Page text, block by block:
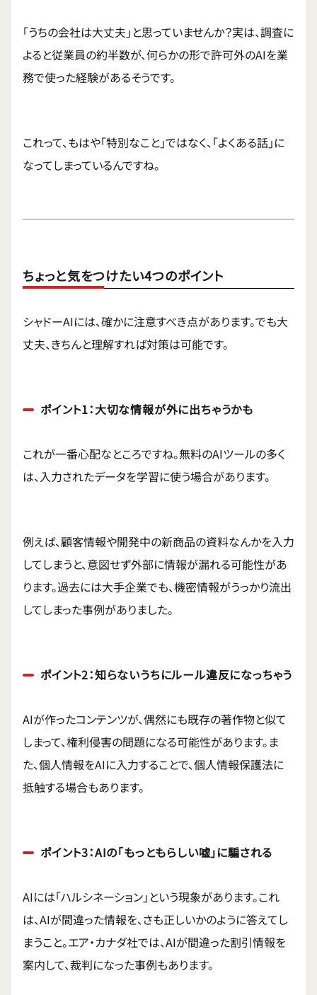
「うちの会社は大丈夫」と思っていませんか？実は、調査に
よると従業員の約半数が、何らかの形で許可外のAIを業
務で使った経験があるそうです。
これって、もはや「特別なこと」ではなく、「よくある話」に
なってしまっているんですね。
ちょっと気をつけたい4つのポイント
シャドーAIには、確かに注意すべき点があります。でも大
丈夫、きちんと理解すれば対策は可能です。
ポイント1：大切な情報が外に出ちゃうかも
これが一番心配なところですね。無料のAIツールの多く
は、入力されたデータを学習に使う場合があります。
例えば、顧客情報や開発中の新商品の資料なんかを入力
してしまうと、意図せず外部に情報が漏れる可能性があ
ります。過去には大手企業でも、機密情報がうっかり流出
してしまった事例がありました。
ポイント2：知らないうちにルール違反になっちゃう
AIが作ったコンテンツが、偶然にも既存の著作物と似て
しまって、権利侵害の問題になる可能性があります。ま
た、個人情報をAIに入力することで、個人情報保護法に
抵触する場合もあります。
ポイント3：AIの「もっともらしい嘘」に騙される
AIには「ハルシネーション」という現象があります。これ
は、AIが間違った情報を、さも正しいかのように答えてし
まうこと。エア・カナダ社では、AIが間違った割引情報を
案内して、裁判になった事例もあります。